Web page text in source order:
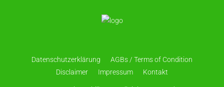
Datenschutzerklärung
AGBs / Terms of Condition
Disclaimer
Impressum Kontakt